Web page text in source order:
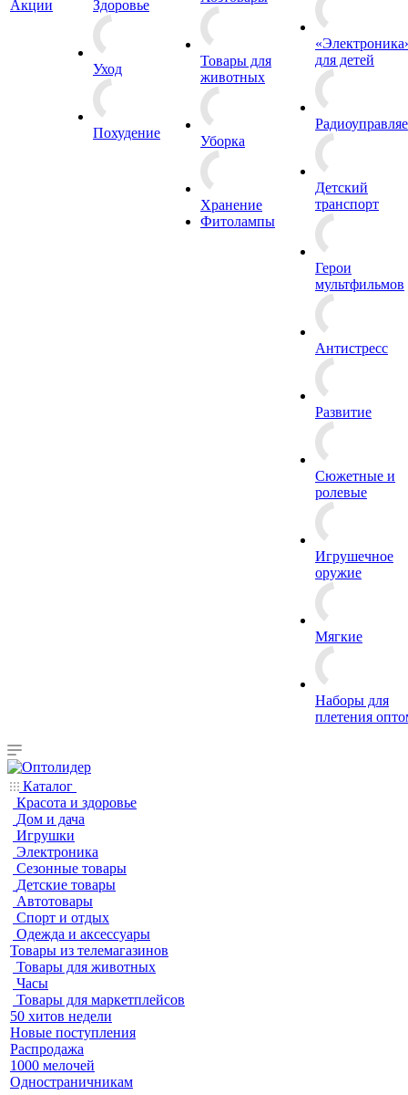
Акции Здоровье
Уход
Похудение
Товары для
животных
Уборка
Хранение
Фитолампы
для детей
Детский
транспорт
Герои
мультфильмов
Антистресс
Развитие
Сюжетные и
ролевые
Игрушечное
оружие
Мягкие
Наборы для
плетения
Каталог
Красота и здоровье
Дом и дача
Игрушки
Электроника
Сезонные товары
Детские товары
Автотовары
Спорт и отдых
Одежда и аксессуары
Товары из телемагазинов
Товары для животных
Часы
Товары для маркетплейсов
50 хитов недели
Новые поступления
Распродажа
1000 мелочей
Одностраничникам